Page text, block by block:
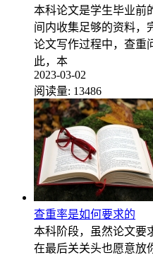
本科论文是学生毕业前
间内收集足够的资料，
论文写作过程中，查重
此，本
2023-03-02
阅读量: 13486
查重率是如何要求的
本科阶段，虽然论文要
在最后关关头也愿意放